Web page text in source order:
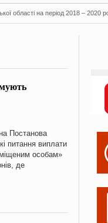
області на період 2018 – 2020
Постанова
питання виплати
особам»
де